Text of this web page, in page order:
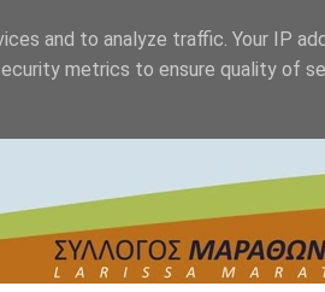
and to analyze traffic. Your IP
metrics to ensure quality of